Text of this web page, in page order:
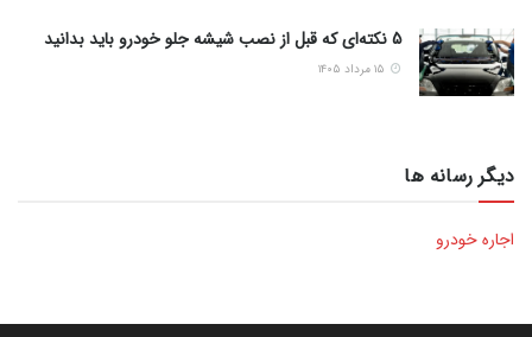
5 نکته‌ای که قبل از نصب شیشه جلو خودرو باید بدانید
دیگر رسانه ها
اجاره خودرو